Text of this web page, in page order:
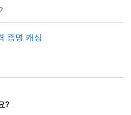
증명 캐싱
?